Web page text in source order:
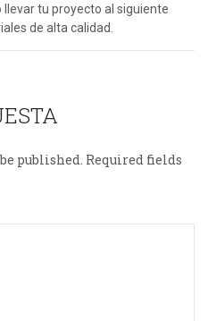
tu proyecto al siguiente
de alta calidad.
published. Required fields